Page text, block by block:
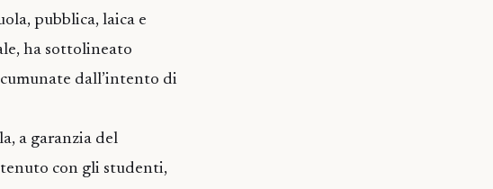
pubblica, laica e
ha sottolineato
dall’intento di
a garanzia del
con gli studenti,